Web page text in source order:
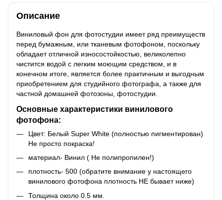
Описание
Виниловый фон для фотостудии имеет ряд преимуществ
перед бумажным, или тканевым фотофоном, поскольку
обладает отличной износостойкостью, великолепно
чистится водой с легким моющим средством, и в
конечном итоге, является более практичным и выгодным
приобретением для студийного фотографа, а также для
частной домашней фотозоны, фотостудии.
Основные характеристики винилового
фотофона:
Цвет: Белый Super White (полностью пигментирован)
Не просто покраска!
материал- Винил ( Не полипропилен!)
плотность- 500 (обратите внимание у настоящего
винилового фотофона плотность НЕ бывает ниже)
Толщина около 0.5 мм.